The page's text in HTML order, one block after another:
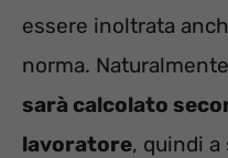
essere inoltrata
norma. Naturalmente
sarà calcolato
lavoratore, quindi